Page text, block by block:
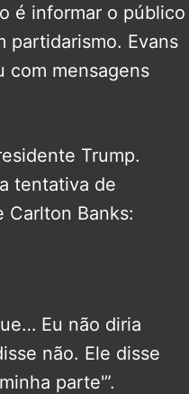
é informar o público
partidarismo. Evans
com mensagens
Trump.
tentativa de
Carlton Banks:
Eu não diria
não. Ele disse
parte'”.